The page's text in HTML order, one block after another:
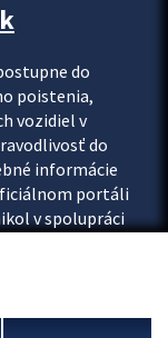
do
poistenia,
vozidiel v
do
informácie
portáli
v spolupráci
vnútra SR.